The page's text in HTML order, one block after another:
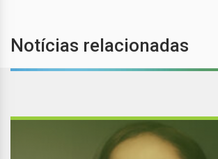
Notícias relacionadas